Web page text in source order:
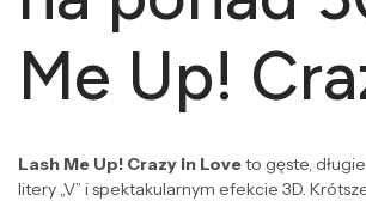
Me Up!
Lash Me Up! Crazy In Loveto gęste,
litery „V” i spektakularnym efekcie 3D.